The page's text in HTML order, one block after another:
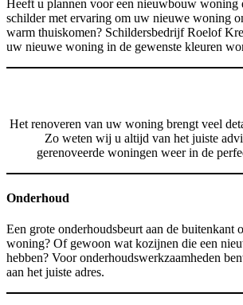
Heeft u plannen voor een nieuwbouw woning
schilder met ervaring om uw nieuwe woning
warm thuiskomen? Schildersbedrijf Roelof
uw nieuwe woning in de gewenste kleuren
Het renoveren van uw woning brengt veel
Zo weten wij u altijd van het juiste
gerenoveerde woningen weer in de
Onderhoud
Een grote onderhoudsbeurt aan de buitenkant
woning? Of gewoon wat kozijnen die een
hebben? Voor onderhoudswerkzaamheden
aan het juiste adres.